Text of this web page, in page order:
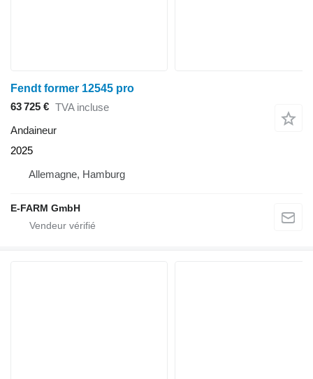
Fendt former 12545 pro
63 725 € TVA incluse
Andaineur
2025
Allemagne, Hamburg
E-FARM GmbH